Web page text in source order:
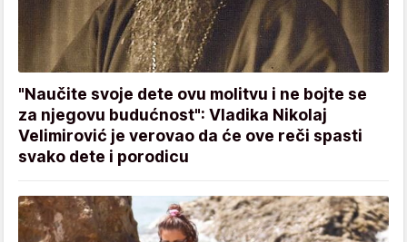
"Naučite svoje dete ovu molitvu i ne bojte se
za njegovu budućnost": Vladika Nikolaj
Velimirović je verovao da će ove reči spasti
svako dete i porodicu